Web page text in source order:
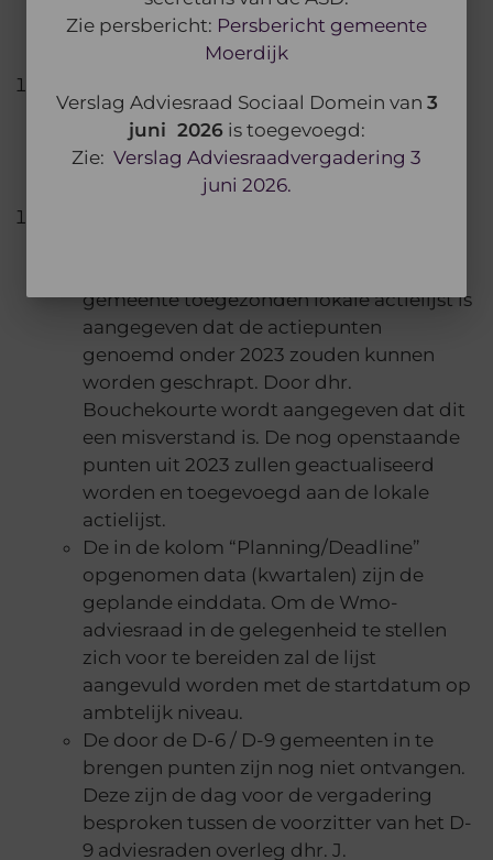
functie. Als dank overhandigt hij beide
dames en boeket bloemen.
Van de zijde van de gemeente zijn er geen
op- of aanmerkingen op het verslag van de
vorige vergadering.
gemeente toegezonden lokale actielijst is
aangegeven dat de actiepunten
genoemd onder 2023 zouden kunnen
worden geschrapt. Door dhr.
Bouchekourte wordt aangegeven dat dit
een misverstand is. De nog openstaande
punten uit 2023 zullen geactualiseerd
worden en toegevoegd aan de lokale
actielijst.
De in de kolom “Planning/Deadline”
opgenomen data (kwartalen) zijn de
geplande einddata. Om de Wmo-
adviesraad in de gelegenheid te stellen
zich voor te bereiden zal de lijst
aangevuld worden met de startdatum op
ambtelijk niveau.
De door de D-6 / D-9 gemeenten in te
brengen punten zijn nog niet ontvangen.
Deze zijn de dag voor de vergadering
besproken tussen de voorzitter van het D-
9 adviesraden overleg dhr. J.
Zie persbericht: Persbericht gemeente
Moerdijk
Verslag Adviesraad Sociaal Domein van 3
juni 2026is toegevoegd:
Zie: Verslag Adviesraadvergadering 3
juni 2026.